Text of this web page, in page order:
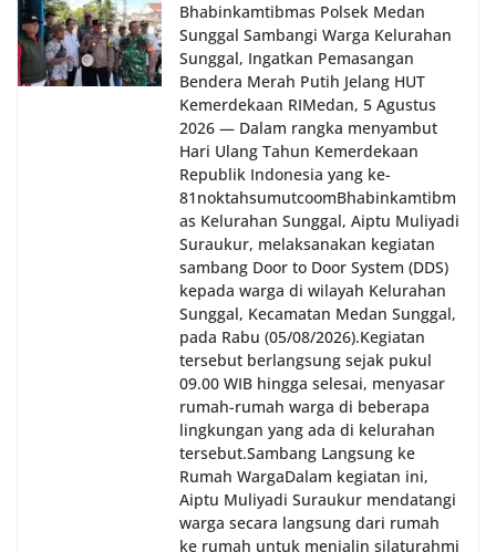
Bhabinkamtibmas Polsek Medan
Sunggal Sambangi Warga Kelurahan
Sunggal, Ingatkan Pemasangan
Bendera Merah Putih Jelang HUT
Kemerdekaan RI‎‎Medan, 5 Agustus
2026 — Dalam rangka menyambut
Hari Ulang Tahun Kemerdekaan
Republik Indonesia yang ke-
81noktahsumutcoomBhabinkamtibm
as Kelurahan Sunggal, Aiptu Muliyadi
Suraukur, melaksanakan kegiatan
sambang Door to Door System (DDS)
kepada warga di wilayah Kelurahan
Sunggal, Kecamatan Medan Sunggal,
pada Rabu (05/08/2026).‎‎Kegiatan
tersebut berlangsung sejak pukul
09.00 WIB hingga selesai, menyasar
rumah-rumah warga di beberapa
lingkungan yang ada di kelurahan
tersebut.‎Sambang Langsung ke
Rumah Warga‎Dalam kegiatan ini,
Aiptu Muliyadi Suraukur mendatangi
warga secara langsung dari rumah
ke rumah untuk menjalin silaturahmi